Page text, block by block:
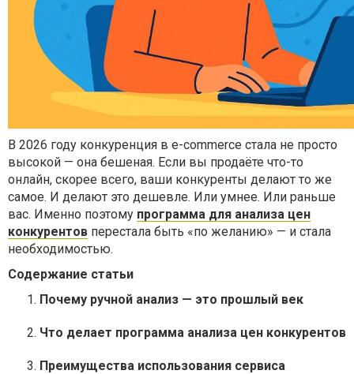
В 2026 году конкуренция в e-commerce стала не просто
высокой — она бешеная. Если вы продаёте что-то
онлайн, скорее всего, ваши конкуренты делают то же
самое. И делают это дешевле. Или умнее. Или раньше
вас. Именно поэтому программа для анализа цен
конкурентов перестала быть «по желанию» — и стала
необходимостью.
Содержание статьи
Почему ручной анализ — это прошлый век
Что делает программа анализа цен конкурентов
Преимущества использования сервиса